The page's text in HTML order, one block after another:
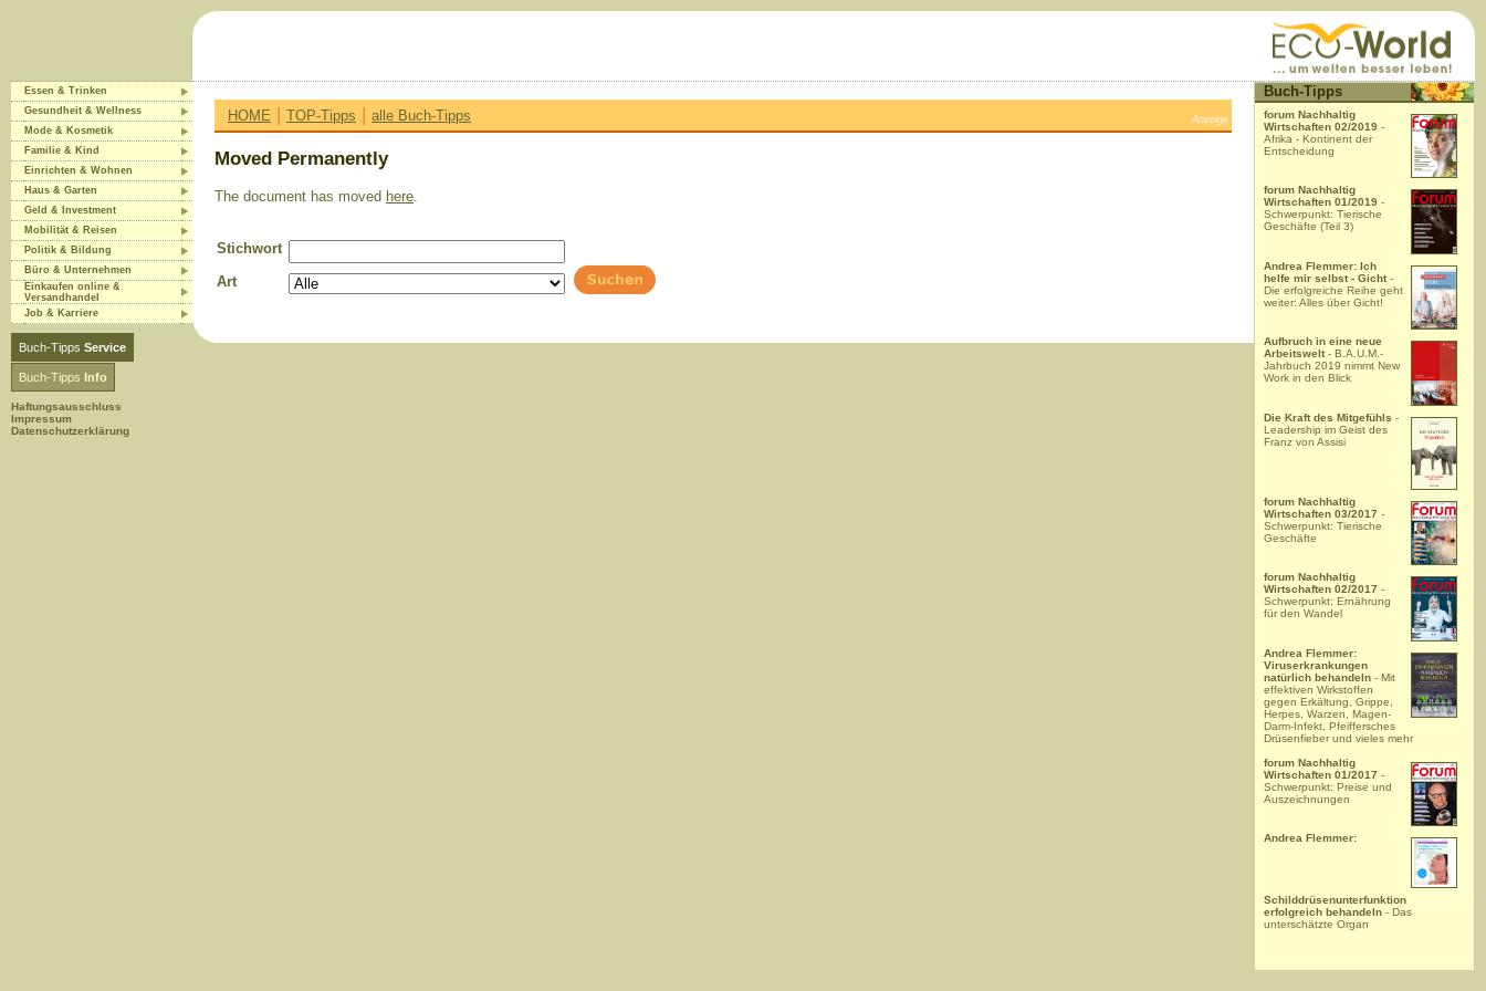
Essen & Trinken
Gesundheit & Wellness
Mode & Kosmetik
Familie & Kind
Einrichten & Wohnen
Haus & Garten
Geld & Investment
Mobilität & Reisen
Politik & Bildung
Büro & Unternehmen
Einkaufen online &
Versandhandel
Job & Karriere
Buch-Tipps Service
Buch-Tipps Info
Haftungsausschluss
Impressum
Datenschutzerklärung
HOME | TOP-Tipps | alle Buch-Tipps Anzeige
Moved Permanently
The document has moved here.
Stichwort
Art
Buch-Tipps
forum Nachhaltig
Wirtschaften 02/2019 -
Afrika - Kontinent der
Entscheidung
forum Nachhaltig
Wirtschaften 01/2019 -
Schwerpunkt: Tierische
Geschäfte (Teil 3)
Andrea Flemmer: Ich
helfe mir selbst - Gicht -
Die erfolgreiche Reihe geht
weiter: Alles über Gicht!
Aufbruch in eine neue
Arbeitswelt - B.A.U.M.-
Jahrbuch 2019 nimmt New
Work in den Blick
Die Kraft des Mitgefühls -
Leadership im Geist des
Franz von Assisi
forum Nachhaltig
Wirtschaften 03/2017 -
Schwerpunkt: Tierische
Geschäfte
forum Nachhaltig
Wirtschaften 02/2017 -
Schwerpunkt: Ernährung
für den Wandel
Andrea Flemmer:
Viruserkrankungen
natürlich behandeln - Mit
effektiven Wirkstoffen
gegen Erkältung, Grippe,
Herpes, Warzen, Magen-
Darm-Infekt, Pfeiffersches
Drüsenfieber und vieles mehr
forum Nachhaltig
Wirtschaften 01/2017 -
Schwerpunkt: Preise und
Auszeichnungen
Andrea Flemmer:
Schilddrüsenunterfunktion
erfolgreich behandeln - Das
unterschätzte Organ